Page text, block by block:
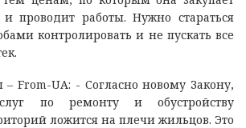
проводит работы. Нужно стараться
контролировать и не пускать все
From-UA: - Согласно новому Закону,
по ремонту и обустройству
ложится на плечи жильцов. Это